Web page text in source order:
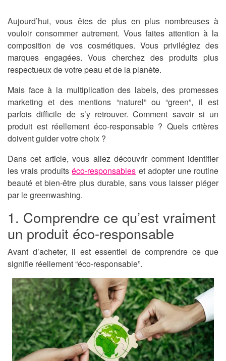
Aujourd’hui, vous êtes de plus en plus nombreuses à
vouloir consommer autrement. Vous faites attention à la
composition de vos cosmétiques. Vous privilégiez des
marques engagées. Vous cherchez des produits plus
respectueux de votre peau et de la planète.
Mais face à la multiplication des labels, des promesses
marketing et des mentions “naturel” ou “green”, il est
parfois difficile de s’y retrouver. Comment savoir si un
produit est réellement éco-responsable ? Quels critères
doivent guider votre choix ?
Dans cet article, vous allez découvrir comment identifier
les vrais produitséco-responsables et adopter une routine
beauté et bien-être plus durable, sans vous laisser piéger
par le greenwashing.
1. Comprendre ce qu’est vraiment
un produit éco-responsable
Avant d’acheter, il est essentiel de comprendre ce que
signifie réellement “éco-responsable”.